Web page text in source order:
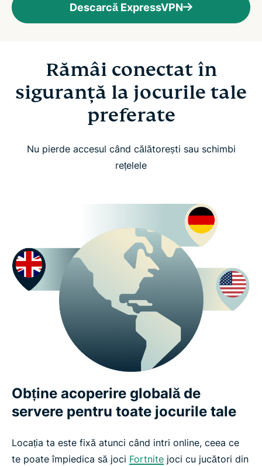
Descarcă ExpressVPN
Rămâi conectat în
siguranță la jocurile tale
preferate
Nu pierde accesul când călătorești sau schimbi
rețelele
Obține acoperire globală de
servere pentru toate jocurile tale
Locația ta este fixă atunci când intri online, ceea ce
te poate împiedica să joci Fortnite joci cu jucători din